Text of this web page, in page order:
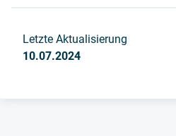
Letzte Aktualisierung
10.07.2024